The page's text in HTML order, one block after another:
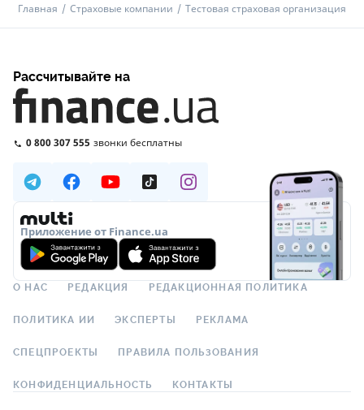
Главная Страховые компании Тестовая страховая организация
Рассчитывайте на
0 800 307 555 звонки бесплатны
Приложение от Finance.ua
О НАС РЕДАКЦИЯ РЕДАКЦИОННАЯ ПОЛИТИКА
ПОЛИТИКА ИИ ЭКСПЕРТЫ РЕКЛАМА
СПЕЦПРОЕКТЫ ПРАВИЛА ПОЛЬЗОВАНИЯ
КОНФИДЕНЦИАЛЬНОСТЬ КОНТАКТЫ